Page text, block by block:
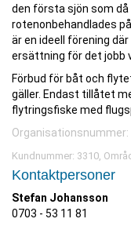
den första sjön som då
rotenonbehandlades
är en ideell förening
ersättning för det jobb
Förbud för båt och
gäller. Endast tillåtet
flytringsfiske med
Kundnummer: 3310,
Kontaktpersoner
Stefan Johansson
0703 - 53 11 81